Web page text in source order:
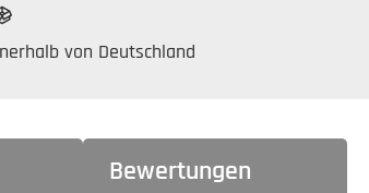
von Deutschland
Bewertungen